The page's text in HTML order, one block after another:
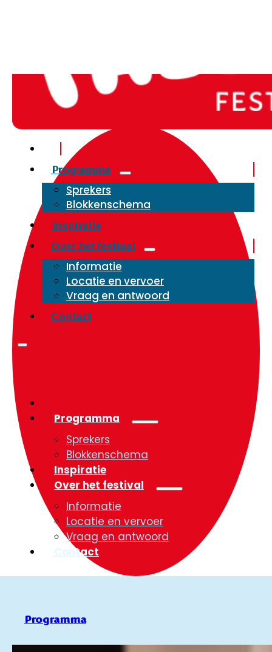
Programma
Sprekers
Blokkenschema
Inspiratie
Over het festival
Informatie
Locatie en vervoer
Vraag en antwoord
Contact
Programma
Sprekers
Blokkenschema
Inspiratie
Over het festival
Informatie
Locatie en vervoer
Vraag en antwoord
Contact
Programma